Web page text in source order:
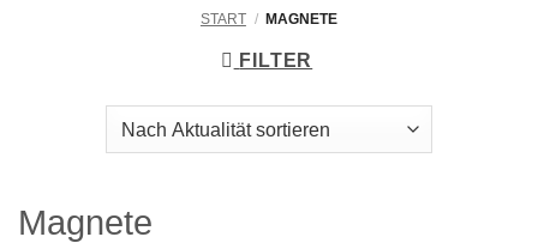
START / MAGNETE
FILTER
Magnete